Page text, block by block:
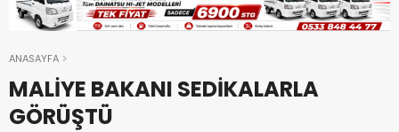
ANASAYFA
MALİYE BAKANI SEDİKALARLA
GÖRÜŞTÜ